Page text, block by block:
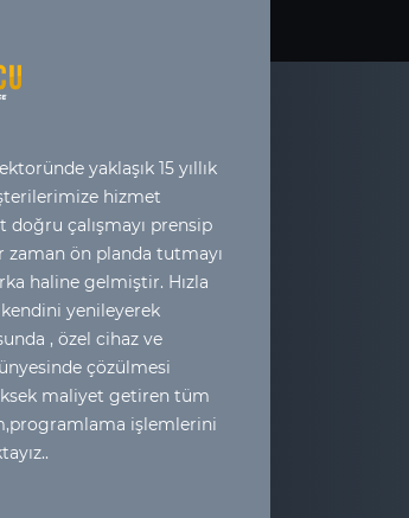
yaklaşık 15 yıllık
hizmet
çalışmayı prensip
ön planda tutmayı
haline gelmiştir. Hızla
yenileyerek
, özel cihaz ve
çözülmesi
maliyet getiren tüm
işlemlerini